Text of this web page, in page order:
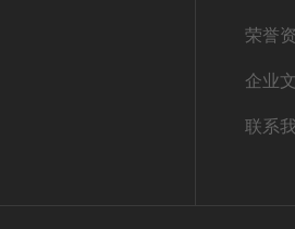
荣誉
企业
联系